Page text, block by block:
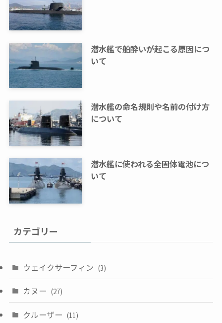
潜水艦で船酔いが起こる原因につ
いて
潜水艦の命名規則や名前の付け方
について
潜水艦に使われる全固体電池につ
いて
カテゴリー
ウェイクサーフィン (3)
カヌー (27)
クルーザー (11)